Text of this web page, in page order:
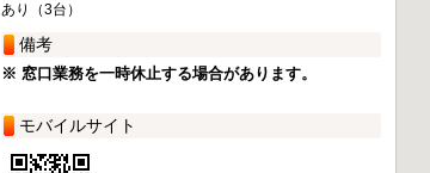
あり（3台）
備考
※ 窓口業務を一時休止する場合があります。
モバイルサイト